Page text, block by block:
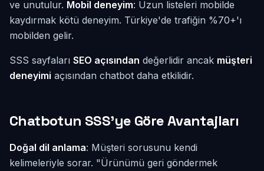
ve unutulur. Mobil deneyim: Uzun listeleri mobilde
kaydırmak kötü deneyim. Türkiye'de trafiğin %70+'ı
mobilden gelir.
SSS sayfaları SEO açısından değerlidir ancak müşteri
deneyimi açısından chatbot daha etkilidir.
Chatbotun SSS'ye Göre Avantajları
Doğal dil anlama: Müşteri sorusunu kendi
kelimeleriyle sorar. "Ürünümü geri göndermek